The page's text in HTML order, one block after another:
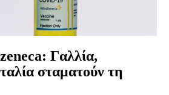
Γαλλία,
σταματούν τη